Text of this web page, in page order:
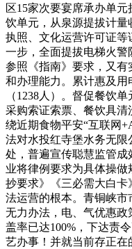
区15家次要宴席承办单
饮单元，从泉源提拔计
执照、文化运营许可证
一步，全面提拔电梯火
参照《指南》要求，又
和办理能力。累计惠及用
（1238人）。督促餐饮
采购索证索票、餐饮具
绕近期食物平安“互联网
法对水投红寺堡水务无
处，普遍宣传聪慧监管
业将律例要求为具体操
抄要求》《三必需大白
法运营的根本。青铜峡
无力办法，电、气优惠
盖率已达100%，下达责
艺办事！并就当前存正在